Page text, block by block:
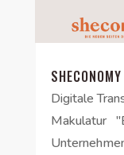
Digitale
Makulatur